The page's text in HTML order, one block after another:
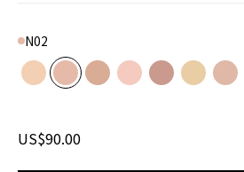
Color
N02
N01
Product variant in stock
N02
Product variant in stock
N03
Product variant in stock
R01
Product variant in
R02
Product
W01
Product
W02
US$90.00